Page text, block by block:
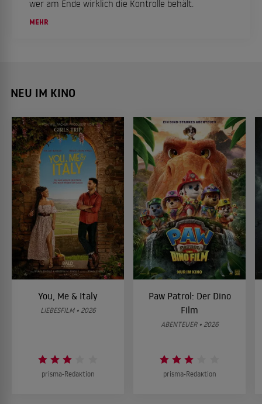
wer am Ende wirklich die Kontrolle behält.
MEHR
NEU IM KINO
You, Me & Italy
LIEBESFILM • 2026
prisma-Redaktion
Paw Patrol: Der Dino
Film
ABENTEUER • 2026
prisma-Redaktion